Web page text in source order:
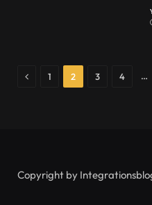
Previous
1 2 3 4 …
Copyright by